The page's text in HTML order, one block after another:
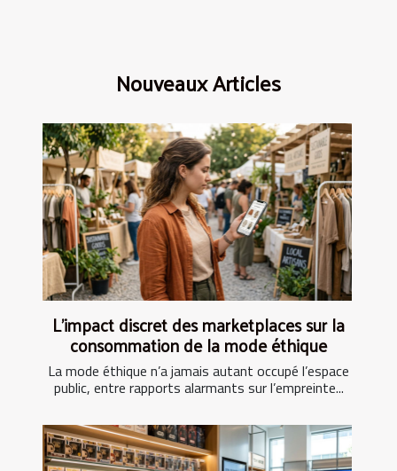
Nouveaux Articles
L’impact discret des marketplaces sur la
consommation de la mode éthique
La mode éthique n’a jamais autant occupé l’espace
public, entre rapports alarmants sur l’empreinte...